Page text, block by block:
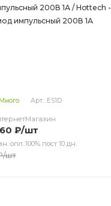
200В 1А / Hottech -
импульсный 200В 1А
Много Арт.: ES1D
₽/шт
опл.:100% пост 10 дн.
/шт